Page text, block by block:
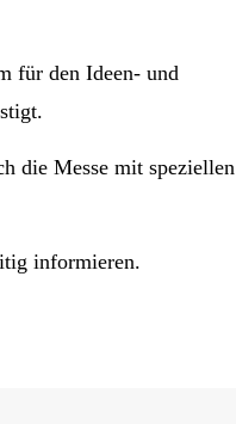
für den Ideen- und
die Messe mit speziellen
informieren.